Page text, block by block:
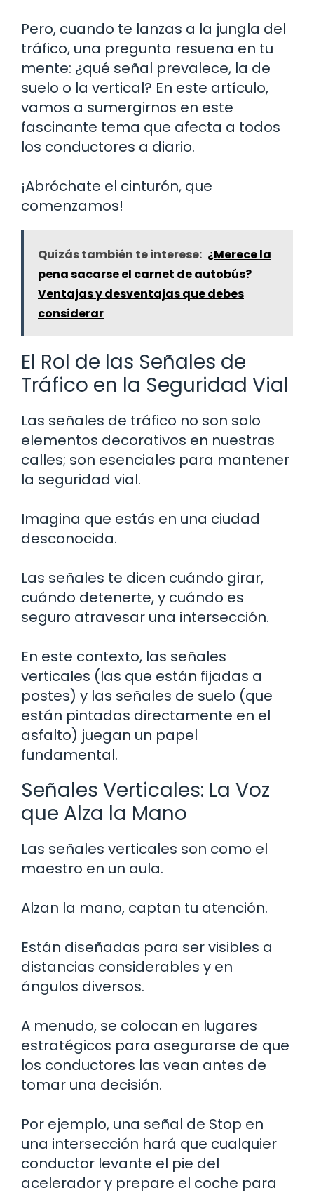
Pero, cuando te lanzas a la jungla del
tráfico, una pregunta resuena en tu
mente: ¿qué señal prevalece, la de
suelo o la vertical? En este artículo,
vamos a sumergirnos en este
fascinante tema que afecta a todos
los conductores a diario.
¡Abróchate el cinturón, que
comenzamos!
Quizás también te interese: ¿Merece la
pena sacarse el carnet de autobús?
Ventajas y desventajas que debes
considerar
El Rol de las Señales de
Tráfico en la Seguridad Vial
Las señales de tráfico no son solo
elementos decorativos en nuestras
calles; son esenciales para mantener
la seguridad vial.
Imagina que estás en una ciudad
desconocida.
Las señales te dicen cuándo girar,
cuándo detenerte, y cuándo es
seguro atravesar una intersección.
En este contexto, las señales
verticales (las que están fijadas a
postes) y las señales de suelo (que
están pintadas directamente en el
asfalto) juegan un papel
fundamental.
Señales Verticales: La Voz
que Alza la Mano
Las señales verticales son como el
maestro en un aula.
Alzan la mano, captan tu atención.
Están diseñadas para ser visibles a
distancias considerables y en
ángulos diversos.
A menudo, se colocan en lugares
estratégicos para asegurarse de que
los conductores las vean antes de
tomar una decisión.
Por ejemplo, una señal de Stop en
una intersección hará que cualquier
conductor levante el pie del
acelerador y prepare el coche para